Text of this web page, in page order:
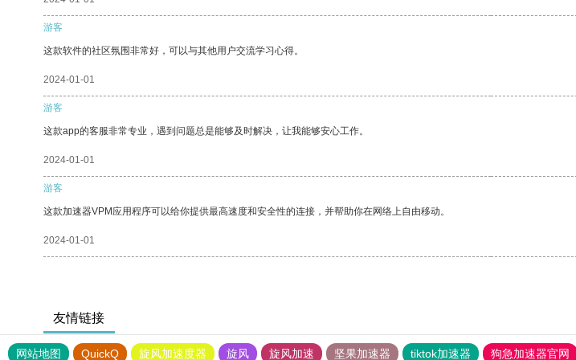
游客
这款软件的社区氛围非常好，可以与其他用户交流学习心得。
2024-01-01
游客
这款app的客服非常专业，遇到问题总是能够及时解决，让我能够安心工作。
2024-01-01
游客
这款加速器VPM应用程序可以给你提供最高速度和安全性的连接，并帮助你在网络上自由移动。
2024-01-01
友情链接
网站地图 QuickQ 旋风加速度器 旋风 旋风加速 坚果加速器 tiktok加速器 狗急加速器官网